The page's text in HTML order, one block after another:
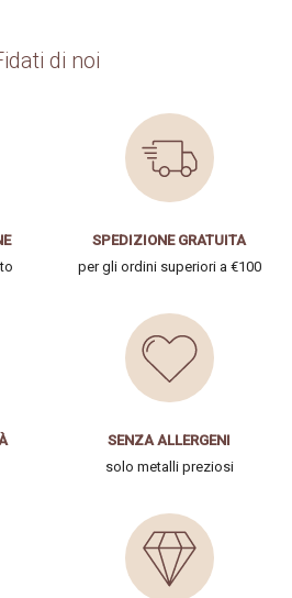
di noi
SPEDIZIONE GRATUITA
per gli ordini superiori a €100
SENZA ALLERGENI
solo metalli preziosi